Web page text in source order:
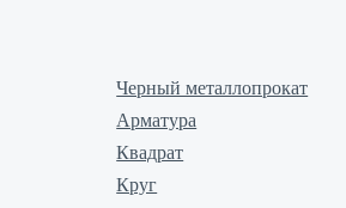
Черный металлопрокат
Арматура
Квадрат
Круг